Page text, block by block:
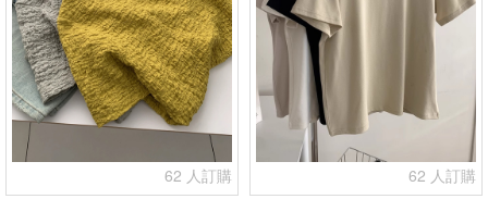
62 人訂購
62 人訂購